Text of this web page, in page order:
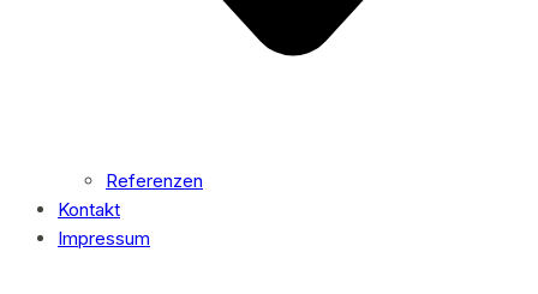
Referenzen
Kontakt
Impressum